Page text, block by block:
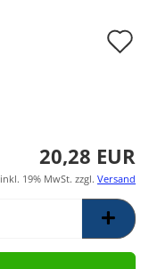
20,28 EUR
inkl. 19% MwSt. zzgl. Versand